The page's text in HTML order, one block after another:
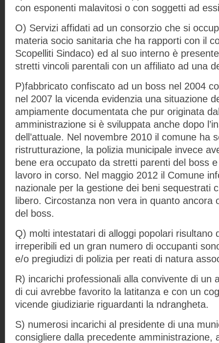
con esponenti malavitosi o con soggetti ad
O) Servizi affidati ad un consorzio che si
materia socio sanitaria che ha rapporti con il
Scopelliti Sindaco) ed al suo interno è
stretti vincoli parentali con un affiliato ad una
P)fabbricato confiscato ad un boss nel 2004
nel 2007 la vicenda evidenzia una situazione
ampiamente documentata che pur originata
amministrazione si è sviluppata anche dopo
dell’attuale. Nel novembre 2010 il comune ha
ristrutturazione, la polizia municipale invece
bene era occupato da stretti parenti del boss
lavoro in corso. Nel maggio 2012 il Comune
nazionale per la gestione dei beni sequestrati
libero. Circostanza non vera in quanto ancora
del boss.
Q) molti intestatari di alloggi popolari risultano
irreperibili ed un gran numero di occupanti
e/o pregiudizi di polizia per reati di natura
R) incarichi professionali alla convivente di un
di cui avrebbe favorito la latitanza e con un
vicende giudiziarie riguardanti la ndrangheta.
S) numerosi incarichi al presidente di una
consigliere dalla precedente amministrazione,